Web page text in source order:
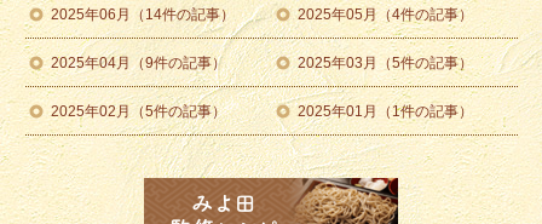
2025年06月（14件の記事） 2025年05月（4件の記事）
2025年04月（9件の記事） 2025年03月（5件の記事）
2025年02月（5件の記事） 2025年01月（1件の記事）